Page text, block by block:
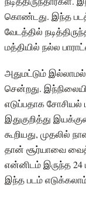
கொண்டது. இந்த
வேடத்தில்
மத்தியில் நல்ல
அதுமட்டும் இல்லாமல்
சென்றது.
எடுப்பதாக
இதுகுறித்து
கூறியது, முதலில்
தான் சூர்யாவை
என்னிடம் இருந்த
இந்த படம்